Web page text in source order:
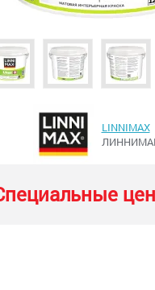
LINNIMAX